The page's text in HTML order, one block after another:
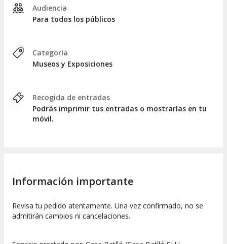
Audiencia
Para todos los públicos
Categoría
Museos y Exposiciones
Recogida de entradas
Podrás imprimir tus entradas o mostrarlas en tu
móvil.
Información importante
Revisa tu pedido atentamente. Una vez confirmado, no se
admitirán cambios ni cancelaciones.